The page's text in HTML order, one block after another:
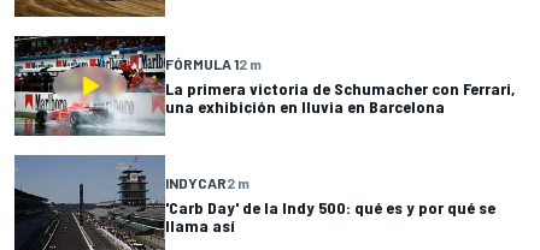
FÓRMULA 12 m
La primera victoria de Schumacher con Ferrari,
una exhibición en lluvia en Barcelona
INDYCAR2 m
'Carb Day' de la Indy 500: qué es y por qué se
llama así